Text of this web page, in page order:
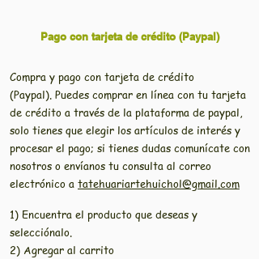
Pago con tarjeta de crédito (Paypal)
Compra y pago con tarjeta de crédito
(Paypal). Puedes comprar en línea con tu tarjeta
de crédito a través de la plataforma de paypal,
solo tienes que elegir los artículos de interés y
procesar el pago; si tienes dudas comunícate con
nosotros o envíanos tu consulta al correo
electrónico a tatehuariartehuichol@gmail.com
1) Encuentra el producto que deseas y
selecciónalo.
2) Agregar al carrito